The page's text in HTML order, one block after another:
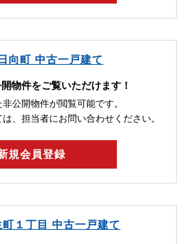
向町 中古一戸建て
物件をご覧いただけます！
公開物件が閲覧可能です。
、担当者にお問い合わせください。
規会員登録
１丁目 中古一戸建て